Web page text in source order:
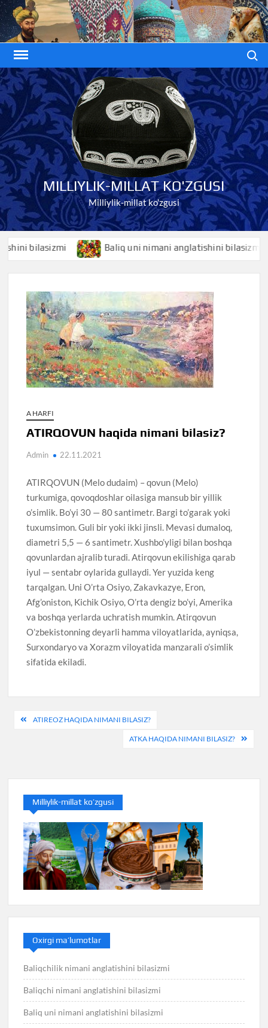
Skip
to
content
MILLIYLIK-MILLAT KO'ZGUSI
Milliylik-millat ko'zgusi
bilasizmi Baliq uni nimani anglatishini bilasizmi
A HARFI
ATIRQOVUN haqida nimani bilasiz?
Admin 22.11.2021
ATIRQOVUN (Melo dudaim) – qovun (Melo)
turkumiga, qovoqdoshlar oilasiga mansub bir yillik
o’simlik. Bo’yi 30 — 80 santimetr. Bargi to’garak yoki
tuxumsimon. Guli bir yoki ikki jinsli. Mevasi dumaloq,
diametri 5,5 — 6 santimetr. Xushbo’yligi bilan boshqa
qovunlardan ajralib turadi. Atirqovun ekilishiga qarab
iyul — sentabr oylarida gullaydi. Yer yuzida keng
tarqalgan. Uni O’rta Osiyo, Zakavkazye, Eron,
Afg’oniston, Kichik Osiyo, O’rta dengiz bo’yi, Amerika
va boshqa yerlarda uchratish mumkin. Atirqovun
O’zbekistonning deyarli hamma viloyatlarida, ayniqsa,
Surxondaryo va Xorazm viloyatida manzarali o’simlik
sifatida ekiladi.
PostATIREOZ HAQIDA NIMANI BILASIZ?
ATKA HAQIDA NIMANI BILASIZ?
Milliylik-millat ko’zgusi
Oxirgi ma’lumotlar
Baliqchilik nimani anglatishini bilasizmi
Baliqchi nimani anglatishini bilasizmi
Baliq uni nimani anglatishini bilasizmi